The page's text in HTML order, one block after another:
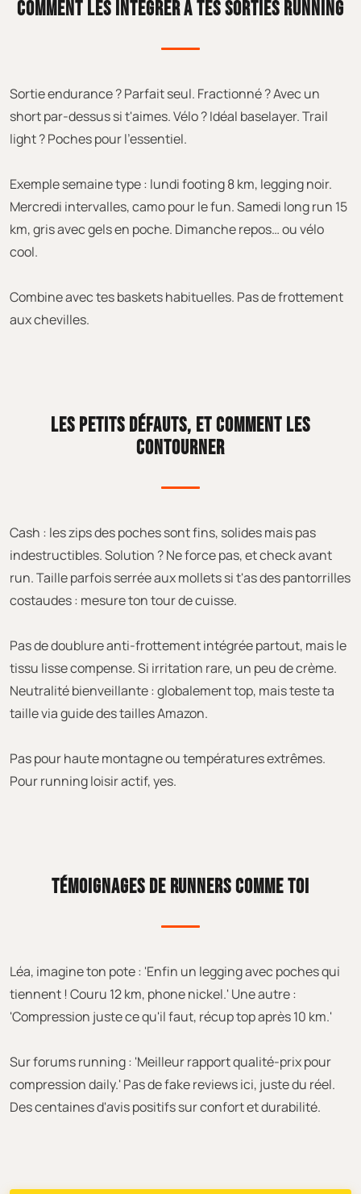
COMMENT LES INTÉGRER À TES SORTIES RUNNING
Sortie endurance ? Parfait seul. Fractionné ? Avec un
short par-dessus si t'aimes. Vélo ? Idéal baselayer. Trail
light ? Poches pour l'essentiel.
Exemple semaine type : lundi footing 8 km, legging noir.
Mercredi intervalles, camo pour le fun. Samedi long run 15
km, gris avec gels en poche. Dimanche repos… ou vélo
cool.
Combine avec tes baskets habituelles. Pas de frottement
aux chevilles.
LES PETITS DÉFAUTS, ET COMMENT LES
CONTOURNER
Cash : les zips des poches sont fins, solides mais pas
indestructibles. Solution ? Ne force pas, et check avant
run. Taille parfois serrée aux mollets si t'as des pantorrilles
costaudes : mesure ton tour de cuisse.
Pas de doublure anti-frottement intégrée partout, mais le
tissu lisse compense. Si irritation rare, un peu de crème.
Neutralité bienveillante : globalement top, mais teste ta
taille via guide des tailles Amazon.
Pas pour haute montagne ou températures extrêmes.
Pour running loisir actif, yes.
TÉMOIGNAGES DE RUNNERS COMME TOI
Léa, imagine ton pote : 'Enfin un legging avec poches qui
tiennent ! Couru 12 km, phone nickel.' Une autre :
'Compression juste ce qu'il faut, récup top après 10 km.'
Sur forums running : 'Meilleur rapport qualité-prix pour
compression daily.' Pas de fake reviews ici, juste du réel.
Des centaines d'avis positifs sur confort et durabilité.